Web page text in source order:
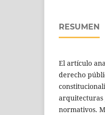
RESUMEN
El artículo
derecho
arquitecturas
normativos.